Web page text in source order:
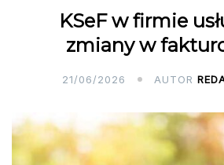
KSeF w firmie
zmiany w
21/06/2026 AUTOR